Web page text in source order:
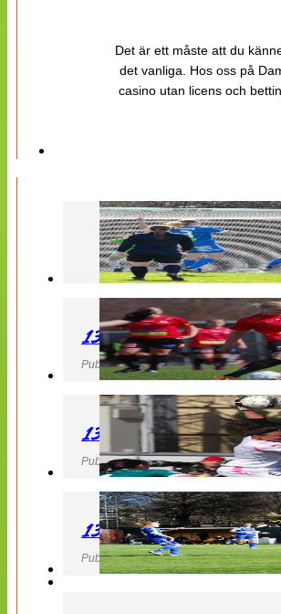
Det är ett måste att du
det vanliga. Hos oss på
casino utan licens och
130427 LB 07 – QBIK
Publicerad 27 April 2013, 22:40
130427 IF Limhamn
Publicerad 27 April 2013, 21:10
130427 LdB FC Malmö –
Publicerad 27 April 2013, 20:54